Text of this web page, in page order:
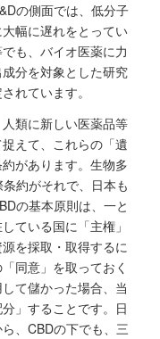
の側面では、低分子
幅に遅れをとってい
も、バイオ医薬に力
分を対象とした研究
れています。
類に新しい医薬品等
えて、これらの「遺
があります。生物多
約がそれで、日本も
の基本原則は、一と
ている国に「主権」
を採取・取得するに
同意」を取っておく
て儲かった場合、当
」することです。日
、CBDの下でも、三